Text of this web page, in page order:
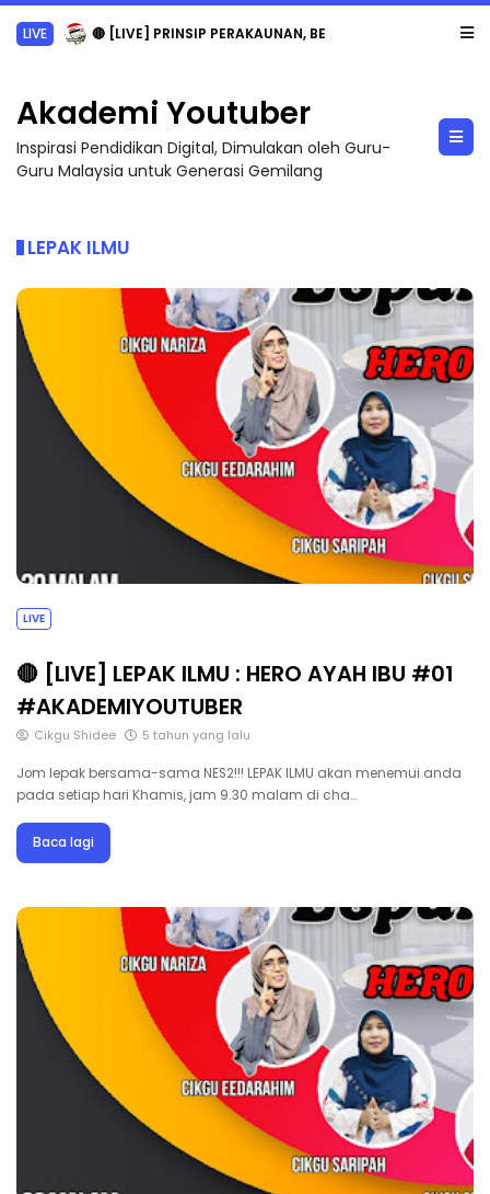
TRANSFORMASI DIGITAL GURU SIRI 7 : PAHLAWAN DIGITAL PENYELAMAT DUNIA
Akademi Youtuber
Inspirasi Pendidikan Digital, Dimulakan oleh Guru-
Guru Malaysia untuk Generasi Gemilang
LEPAK ILMU
LIVE
🔴 [LIVE] LEPAK ILMU : HERO AYAH IBU #01
#AKADEMIYOUTUBER
Cikgu Shidee 5 tahun yang lalu
Jom lepak bersama-sama NES2!!! LEPAK ILMU akan menemui anda
pada setiap hari Khamis, jam 9.30 malam di cha…
Baca lagi